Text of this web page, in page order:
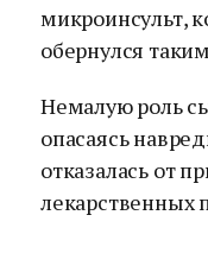
микроинсульт,
обернулся
Немалую роль
опасаясь
отказалась от
лекарственных